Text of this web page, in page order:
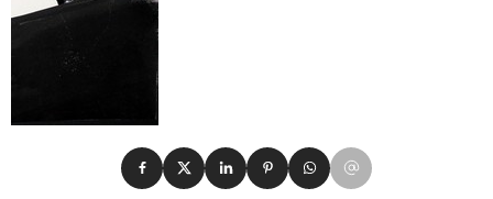
Condividi su Facebook
Condividi su X
Condividi su LinkedIn
Condividi su Pinterest
Condividi su WhatsApp
Condividi su Email